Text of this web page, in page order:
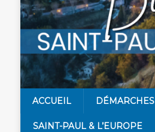
ACCUEIL DÉMARCHES
SAINT-PAUL & L’EUROPE